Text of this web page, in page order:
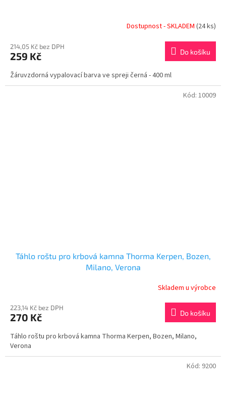
Dostupnost - SKLADEM (24 ks)
214,05 Kč bez DPH
259 Kč Do košíku
Žáruvzdorná vypalovací barva ve spreji černá - 400 ml
Táhlo roštu pro krbová kamna Thorma Kerpen, Bozen,
Milano, Verona
Skladem u výrobce
223,14 Kč bez DPH
270 Kč Do košíku
Táhlo roštu pro krbová kamna Thorma Kerpen, Bozen, Milano,
Verona
Kód: 10009
Kód: 9200